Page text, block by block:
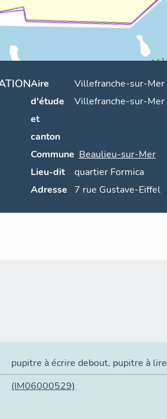
Aire
d'étude
et
canton
Villefranche-sur-Mer
Villefranche-sur-Mer
Commune Beaulieu-sur-Mer
Lieu-dit
quartier Formica
Adresse
7 rue Gustave-Eiffel
pupitre à écrire debout, pupitre à lire
(IM06000529)